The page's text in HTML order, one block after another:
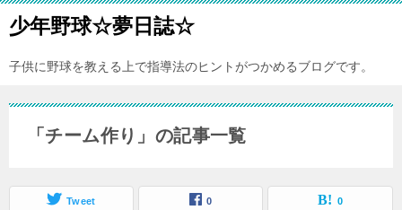
少年野球☆夢日誌☆
子供に野球を教える上で指導法のヒントがつかめるブログです。
「チーム作り」の記事一覧
Tweet 0 0